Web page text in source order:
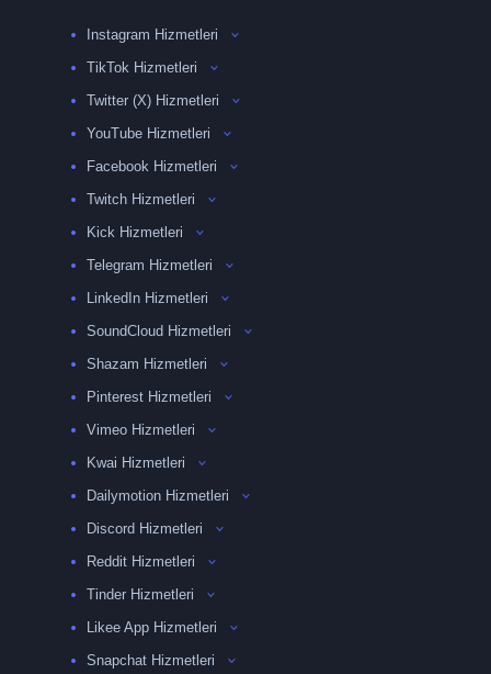
Instagram Hizmetleri
TikTok Hizmetleri
Twitter (X) Hizmetleri
YouTube Hizmetleri
Facebook Hizmetleri
Twitch Hizmetleri
Kick Hizmetleri
Telegram Hizmetleri
LinkedIn Hizmetleri
SoundCloud Hizmetleri
Shazam Hizmetleri
Pinterest Hizmetleri
Vimeo Hizmetleri
Kwai Hizmetleri
Dailymotion Hizmetleri
Discord Hizmetleri
Reddit Hizmetleri
Tinder Hizmetleri
Likee App Hizmetleri
Snapchat Hizmetleri